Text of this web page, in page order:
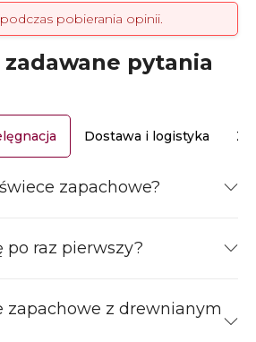
pobierania opinii.
zadawane pytania
Dostawa i logistyka
zapachowe?
po raz pierwszy?
zapachowe z drewnianym